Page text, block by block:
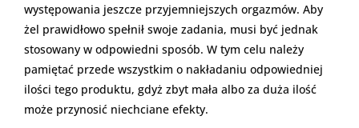
występowania jeszcze przyjemniejszych orgazmów. Aby
żel prawidłowo spełnił swoje zadania, musi być jednak
stosowany w odpowiedni sposób. W tym celu należy
pamiętać przede wszystkim o nakładaniu odpowiedniej
ilości tego produktu, gdyż zbyt mała albo za duża ilość
może przynosić niechciane efekty.